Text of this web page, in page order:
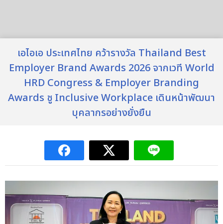
เอไอเอ ประเทศไทย คว้ารางวัล Thailand Best
Employer Brand Awards 2026 จากเวที World
HRD Congress & Employer Branding
Awards ชู Inclusive Workplace เดินหน้าพัฒนา
บุคลากรอย่างยั่งยืน